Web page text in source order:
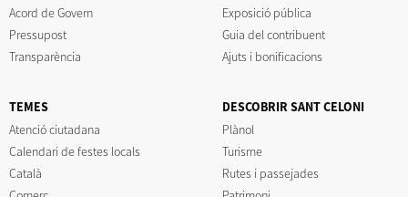
Acord de Govern
Pressupost
Transparència
Exposició pública
Guia del contribuent
Ajuts i bonificacions
TEMES
Atenció ciutadana
Calendari de festes locals
Català
DESCOBRIR SANT CELONI
Plànol
Turisme
Rutes i passejades